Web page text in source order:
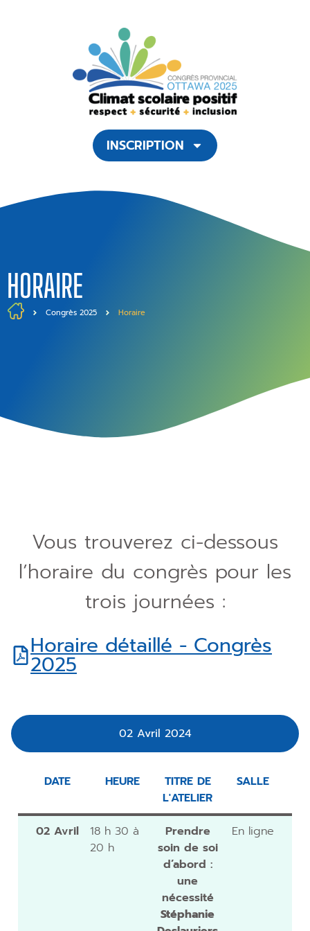
INSCRIPTION
HORAIRE
Congrès 2025 Horaire
Vous trouverez ci-dessous
l’horaire du congrès pour les
trois journées :
Horaire détaillé - Congrès
2025
02 Avril 2024
DATE HEURE
TITRE DE
L'ATELIER
SALLE
02 Avril
18 h 30 à
20 h
Prendre
soin de soi
d’abord :
une
nécessité
Stéphanie
En ligne